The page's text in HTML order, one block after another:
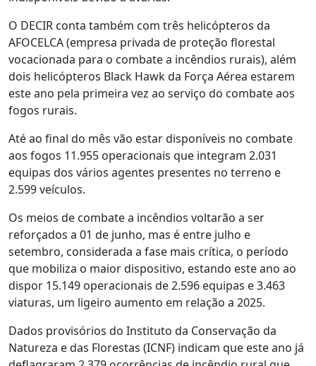
O DECIR conta também com três helicópteros da
AFOCELCA (empresa privada de proteção florestal
vocacionada para o combate a incêndios rurais), além
dois helicópteros Black Hawk da Força Aérea estarem
este ano pela primeira vez ao serviço do combate aos
fogos rurais.
Até ao final do mês vão estar disponíveis no combate
aos fogos 11.955 operacionais que integram 2.031
equipas dos vários agentes presentes no terreno e
2.599 veículos.
Os meios de combate a incêndios voltarão a ser
reforçados a 01 de junho, mas é entre julho e
setembro, considerada a fase mais crítica, o período
que mobiliza o maior dispositivo, estando este ano ao
dispor 15.149 operacionais de 2.596 equipas e 3.463
viaturas, um ligeiro aumento em relação a 2025.
Dados provisórios do Instituto da Conservação da
Natureza e das Florestas (ICNF) indicam que este ano já